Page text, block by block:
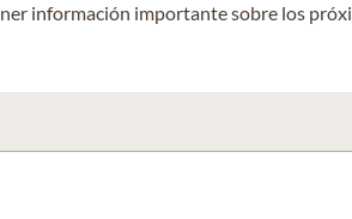
información importante sobre los